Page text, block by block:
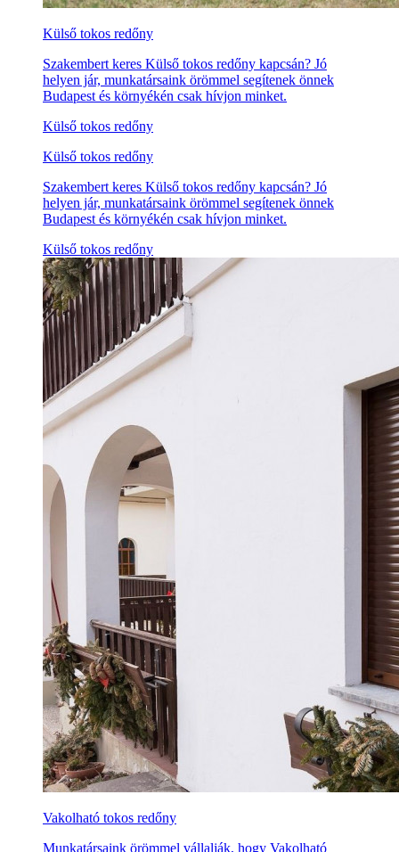
Külső tokos redőny
Szakembert keres Külső tokos redőny kapcsán? Jó
helyen jár, munkatársaink örömmel segítenek önnek
Budapest és környékén csak hívjon minket.
Külső tokos redőny
Külső tokos redőny
Szakembert keres Külső tokos redőny kapcsán? Jó
helyen jár, munkatársaink örömmel segítenek önnek
Budapest és környékén csak hívjon minket.
Külső tokos redőny
Vakolható tokos redőny
Munkatársaink örömmel vállalják, hogy Vakolható